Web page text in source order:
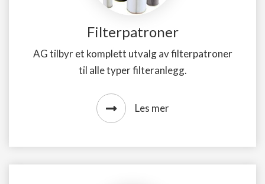
Filterpatroner
AG tilbyr et komplett utvalg av filterpatroner
til alle typer filteranlegg.
Les mer